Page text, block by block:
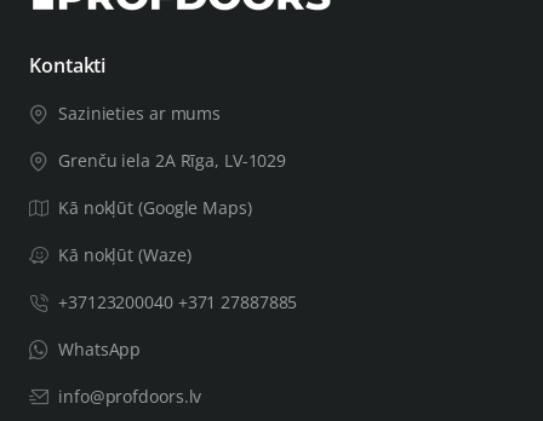
Kontakti
Sazinieties ar mums
Grenču iela 2A Rīga, LV-1029
Kā nokļūt (Google Maps)
Kā nokļūt (Waze)
+37123200040 +371 27887885
WhatsApp
info@profdoors.lv